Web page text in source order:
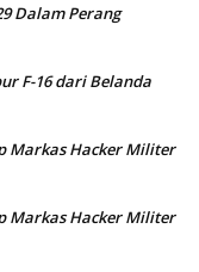
Dalam Perang
F-16 dari Belanda
Markas Hacker Militer
Markas Hacker Militer